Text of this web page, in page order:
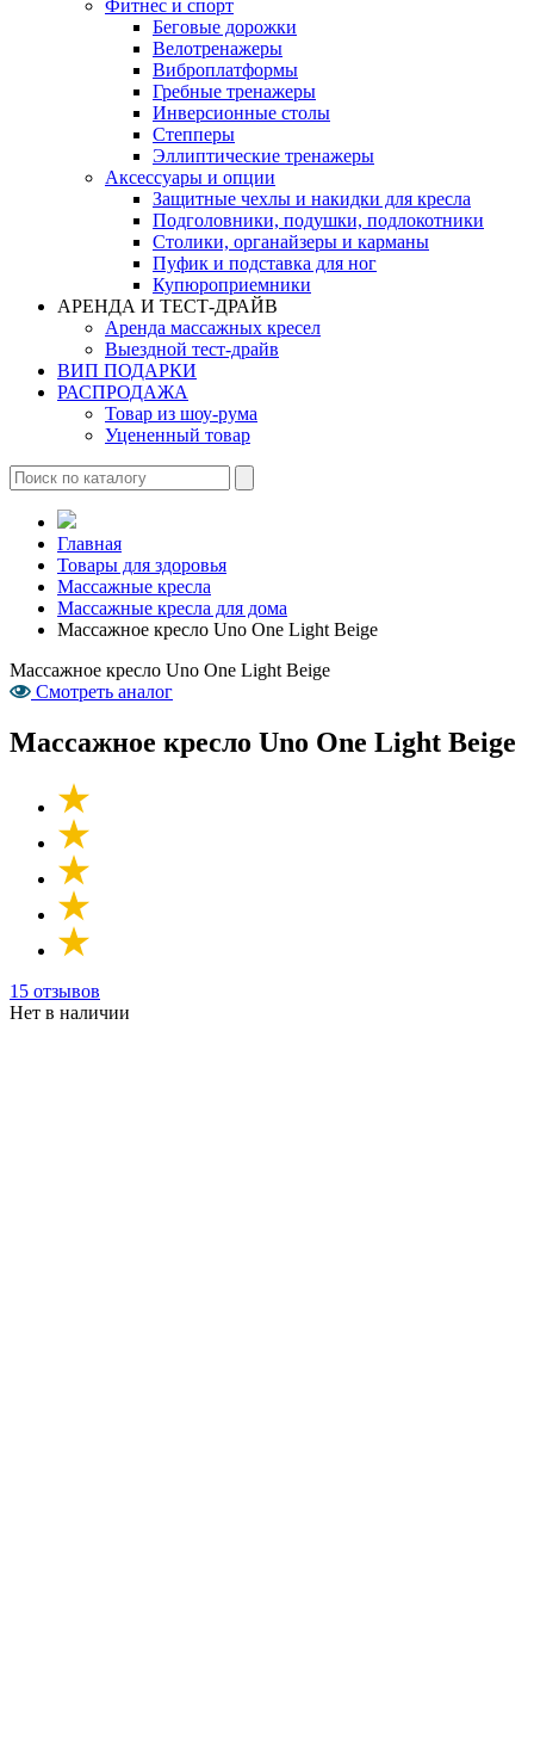
Фитнес и спорт
Беговые дорожки
Велотренажеры
Виброплатформы
Гребные тренажеры
Инверсионные столы
Степперы
Эллиптические тренажеры
Аксессуары и опции
Защитные чехлы и накидки для кресла
Подголовники, подушки, подлокотники
Столики, органайзеры и карманы
Пуфик и подставка для ног
Купюроприемники
АРЕНДА И ТЕСТ-ДРАЙВ
Аренда массажных кресел
Выездной тест-драйв
ВИП ПОДАРКИ
РАСПРОДАЖА
Товар из шоу-рума
Уцененный товар
Главная
Товары для здоровья
Массажные кресла
Массажные кресла для дома
Массажное кресло Uno One Light Beige
Массажное кресло Uno One Light Beige
Смотреть аналог
Массажное кресло Uno One Light Beige
15 отзывов
Нет в наличии